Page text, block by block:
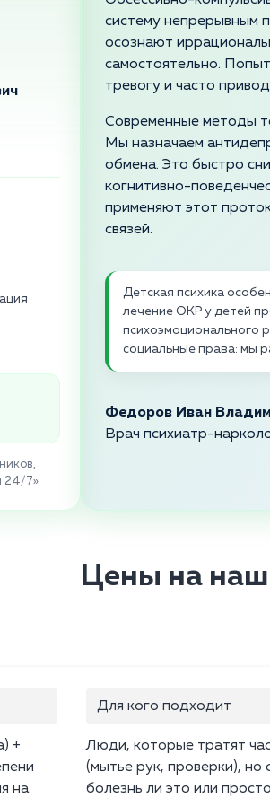
24/7»
систему непрерывным
осознают
самостоятельно.
тревогу и часто
Современные методы
Мы назначаем
обмена. Это быстро
когнитивно-
применяют этот
связей.
Детская психика
лечение ОКР у детей
психоэмоционального
социальные права: мы
Федоров Иван
Врач психиатр-
Цены на
+
на
Для кого подходит
Люди, которые тратят
(мытье рук, проверки), но
болезнь ли это или